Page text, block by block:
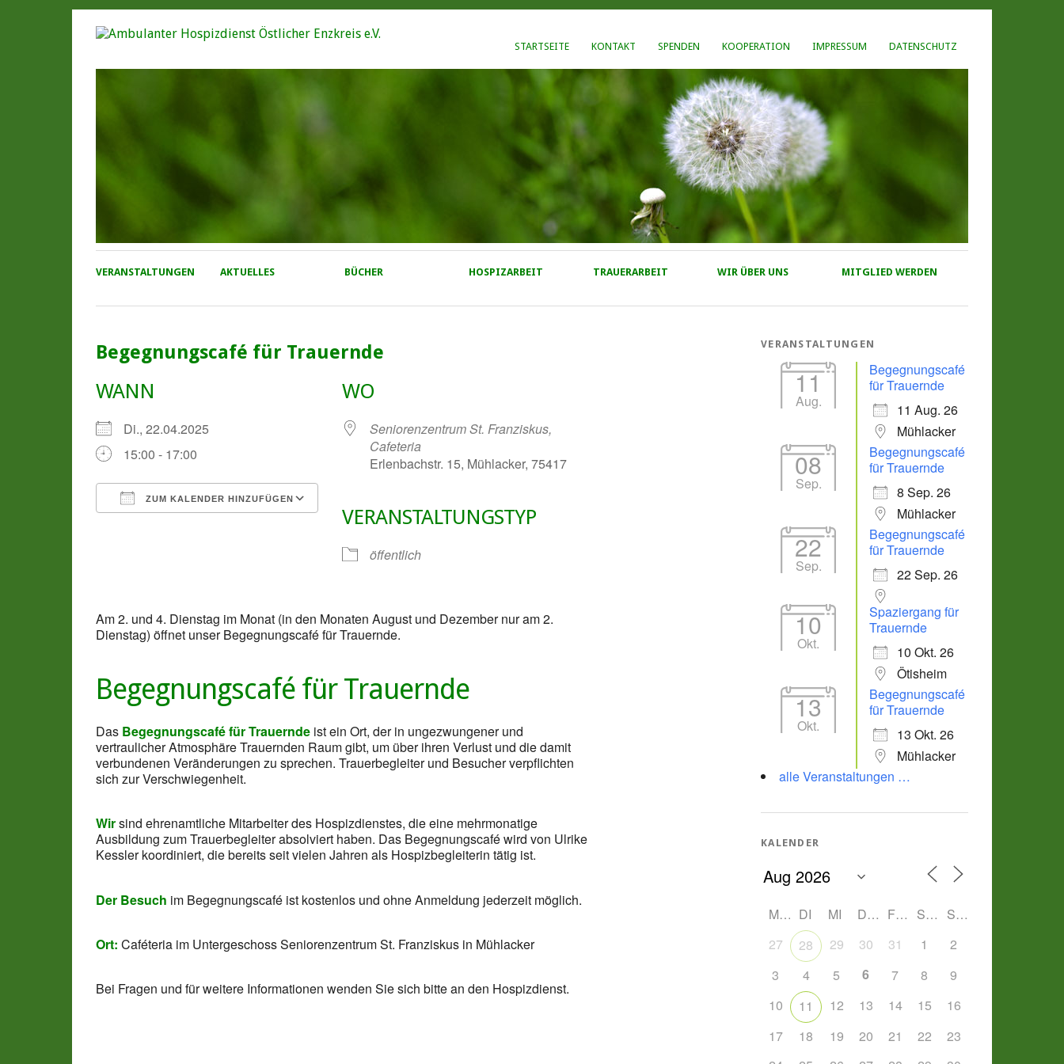
STARTSEITE KONTAKT SPENDEN KOOPERATION IMPRESSUM DATENSCHUTZ
VERANSTALTUNGEN AKTUELLES BÜCHER HOSPIZARBEIT TRAUERARBEIT WIR ÜBER UNS MITGLIED WERDEN
Begegnungscafé für Trauernde
WANN
Di., 22.04.2025
15:00 - 17:00
ZUM KALENDER HINZUFÜGEN
Google Kalender Office 365 Outlook Live
WO
Seniorenzentrum St. Franziskus,
Cafeteria
Erlenbachstr. 15, Mühlacker, 75417
VERANSTALTUNGSTYP
öffentlich
Am 2. und 4. Dienstag im Monat (in den Monaten August und Dezember nur am 2.
Dienstag) öffnet unser Begegnungscafé für Trauernde.
Begegnungscafé für Trauernde
Das Begegnungscafé für Trauernde ist ein Ort, der in ungezwungener und
vertraulicher Atmosphäre Trauernden Raum gibt, um über ihren Verlust und die damit
verbundenen Veränderungen zu sprechen. Trauerbegleiter und Besucher verpflichten
sich zur Verschwiegenheit.
Wirsind ehrenamtliche Mitarbeiter des Hospizdienstes, die eine mehrmonatige
Ausbildung zum Trauerbegleiter absolviert haben. Das Begegnungscafé wird von Ulrike
Kessler koordiniert, die bereits seit vielen Jahren als Hospizbegleiterin tätig ist.
Der Besuch im Begegnungscafé ist kostenlos und ohne Anmeldung jederzeit möglich.
Ort: Caféteria im Untergeschoss Seniorenzentrum St. Franziskus in Mühlacker
Bei Fragen und für weitere Informationen wenden Sie sich bitte an den Hospizdienst.
VERANSTALTUNGEN
11
Aug.
Begegnungscafé
für Trauernde
11 Aug. 26
Mühlacker
08
Sep.
Begegnungscafé
für Trauernde
8 Sep. 26
Mühlacker
22
Sep.
Begegnungscafé
für Trauernde
22 Sep. 26
10
Okt.
Spaziergang für
Trauernde
10 Okt. 26
Ötisheim
13
Okt.
Begegnungscafé
für Trauernde
13 Okt. 26
Mühlacker
alle Veranstaltungen …
KALENDER
MO DI MI DO FR SA
SO
27
28 29 30 31 1
2
3
4 5 6 7 8
9
10
11 12 13 14 15
16
17
18 19 20 21 22
23